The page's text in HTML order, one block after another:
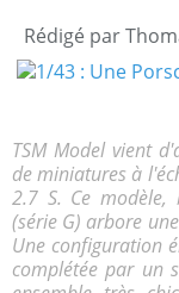
Rédigé par
TSM Model vient
de miniatures à
2.7 S. Ce
(série G) arbore
Une configuration
complétée par un